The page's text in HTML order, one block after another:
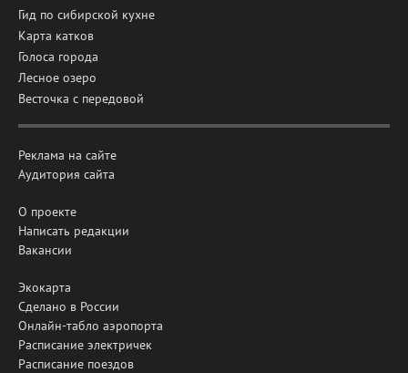
Гид по сибирской кухне
Карта катков
Голоса города
Лесное озеро
Весточка с передовой
Реклама на сайте
Аудитория сайта
О проекте
Написать редакции
Вакансии
Экокарта
Сделано в России
Онлайн-табло аэропорта
Расписание электричек
Расписание поездов